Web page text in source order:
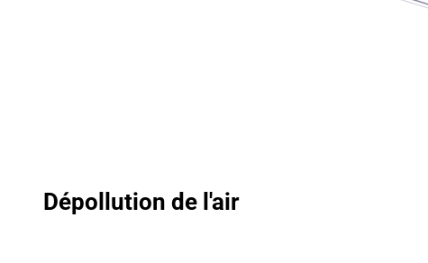
Dépollution de l'air